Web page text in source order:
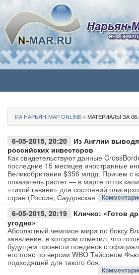
Политика
Бизнес
Общество
Культура
Медиа
Авто
Спорт
ИА НАРЬЯН-МАР ONLINE » МАТЕРИАЛЫ ЗА
6-05-2015, 20:20
Из Англии
российских инвесторов
Как свидетельствуют данные
последние 15 месяцев иностранные
Великобритании $356 млрд. Причем с
показатель растет — в марте отток
«тихой гавани» для состояний
стран (Россия, Саудовская
6-05-2015, 20:19
Кличко: «Готов
угодно»
Абсолютный чемпион мира по боксу
заявление, в котором отметил, что
будущем провести поединок с
его пояс по версии WBO Тайсоном
подходящей для такого боя.